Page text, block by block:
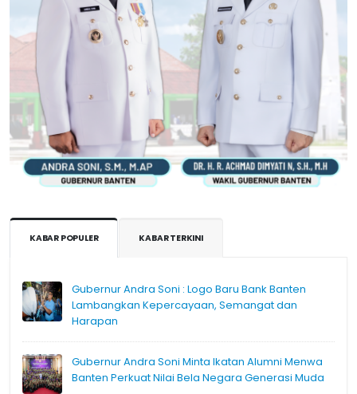
KABAR POPULER KABAR TERKINI
Gubernur Andra Soni : Logo Baru Bank Banten
Lambangkan Kepercayaan, Semangat dan
Harapan
Gubernur Andra Soni Minta Ikatan Alumni Menwa
Banten Perkuat Nilai Bela Negara Generasi Muda